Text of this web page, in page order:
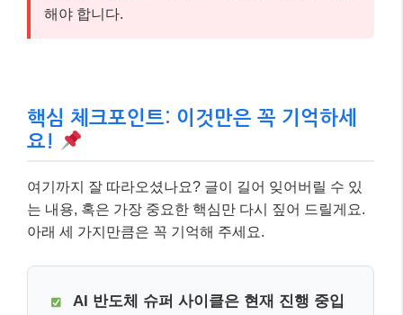
해야 합니다.
핵심 체크포인트: 이것만은 꼭 기억하세
요!
여기까지 잘 따라오셨나요? 글이 길어 잊어버릴 수 있
는 내용, 혹은 가장 중요한 핵심만 다시 짚어 드릴게요.
아래 세 가지만큼은 꼭 기억해 주세요.
AI 반도체 슈퍼 사이클은 현재 진행 중입